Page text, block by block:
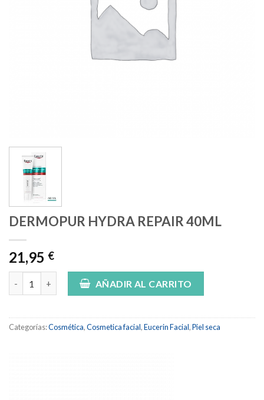
DERMOPUR HYDRA REPAIR 40ML
21,95 €
DERMOPUR HYDRA REPAIR 40ML cantidad
AÑADIR AL CARRITO
Categorías:Cosmética,Cosmetica facial,Eucerin Facial,Piel seca